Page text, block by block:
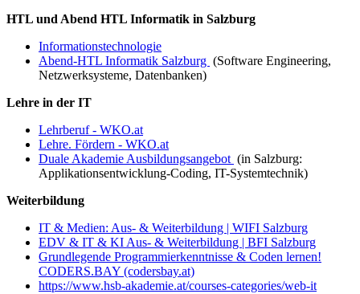
HTL und Abend HTL Informatik in Salzburg
Informationstechnologie
Abend-HTL Informatik Salzburg (Software Engineering,
Netzwerksysteme, Datenbanken)
Lehre in der IT
Lehrberuf - WKO.at
Lehre. Fördern - WKO.at
Duale Akademie Ausbildungsangebot (in Salzburg:
Applikationsentwicklung-Coding, IT-Systemtechnik)
Weiterbildung
IT & Medien: Aus- & Weiterbildung | WIFI Salzburg
EDV & IT & KI Aus- & Weiterbildung | BFI Salzburg
Grundlegende Programmierkenntnisse & Coden lernen!
CODERS.BAY (codersbay.at)
https://www.hsb-akademie.at/courses-categories/web-it